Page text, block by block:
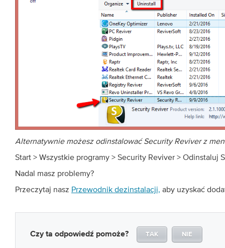
Alternatywnie możesz odinstalować Security Reviver z
Start > Wszystkie programy > Security Reviver > Odinstaluj
Nadal masz problemy?
Przeczytaj nasz Przewodnik dezinstalacji, aby uzyskać
Czy ta odpowiedź pomoże? TAK NIE